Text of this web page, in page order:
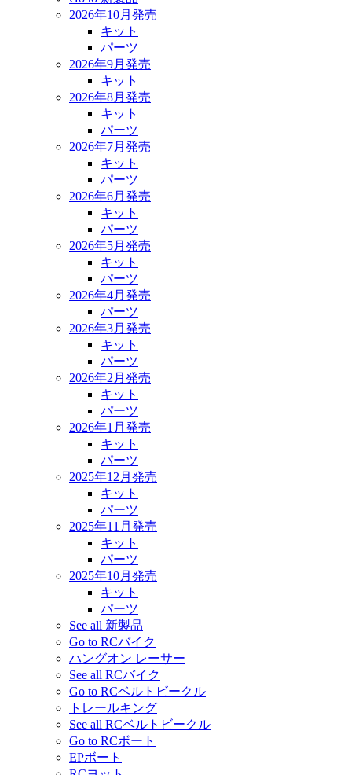
2026年10月発売
キット
パーツ
2026年9月発売
キット
2026年8月発売
キット
パーツ
2026年7月発売
キット
パーツ
2026年6月発売
キット
パーツ
2026年5月発売
キット
パーツ
2026年4月発売
パーツ
2026年3月発売
キット
パーツ
2026年2月発売
キット
パーツ
2026年1月発売
キット
パーツ
2025年12月発売
キット
パーツ
2025年11月発売
キット
パーツ
2025年10月発売
キット
パーツ
See all 新製品
Go to RCバイク
ハングオン レーサー
See all RCバイク
Go to RCベルトビークル
トレールキング
See all RCベルトビークル
Go to RCボート
EPボート